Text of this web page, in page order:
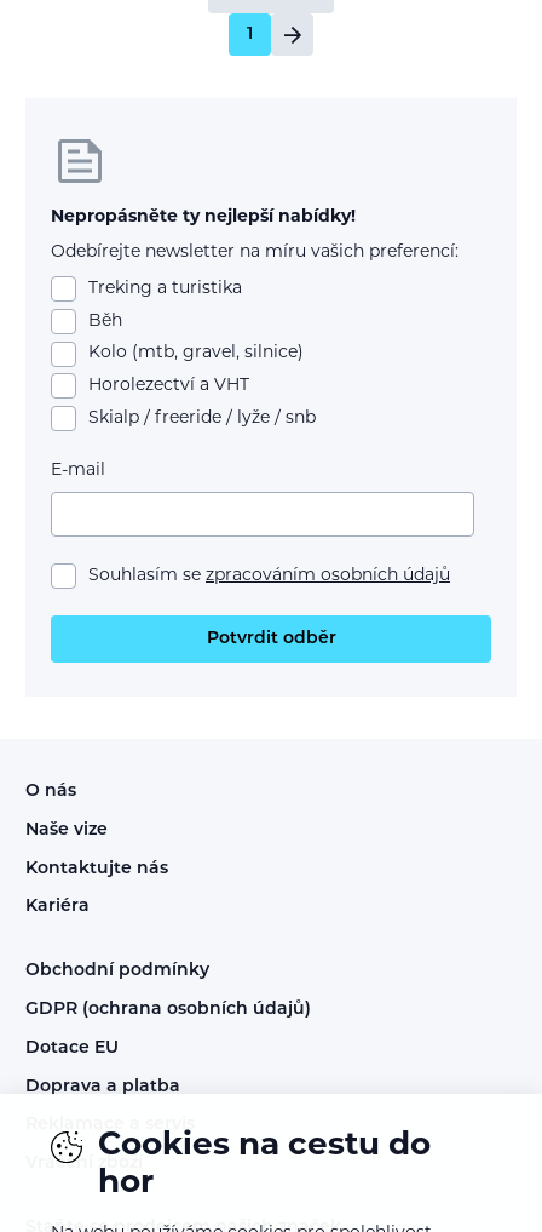
1
Nepropásněte ty nejlepší nabídky!
Odebírejte newsletter na míru vašich preferencí:
Treking a turistika
Běh
Kolo (mtb, gravel, silnice)
Horolezectví a VHT
Skialp / freeride / lyže / snb
E-mail
Souhlasím se zpracováním osobních údajů
Potvrdit odběr
O nás
Naše vize
Kontaktujte nás
Kariéra
Obchodní podmínky
GDPR (ochrana osobních údajů)
Dotace EU
Doprava a platba
Reklamace a servis
Vrácení zboží
Staňte se prodejcem našich značek
Cookies na cestu do
hor